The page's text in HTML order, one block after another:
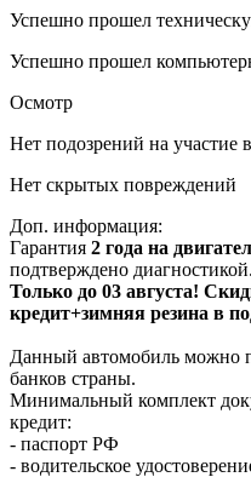
Успешно прошел
Успешно прошел
Осмотр
Нет подозрений на участие
Нет скрытых повреждений
Доп. информация:
Гарантия 2 года на
подтверждено диагностикой.
Только до 03 августа!
кредит+зимняя резина в
Данный автомобиль можно
банков страны.
Минимальный комплект
кредит:
- паспорт РФ
- водительское